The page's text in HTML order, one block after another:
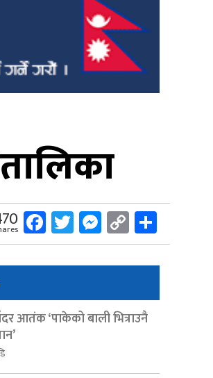
Facebook
Twitter
Messenger
Copy
Link
आतंक ‘पाकेको बाली भित्राउनै